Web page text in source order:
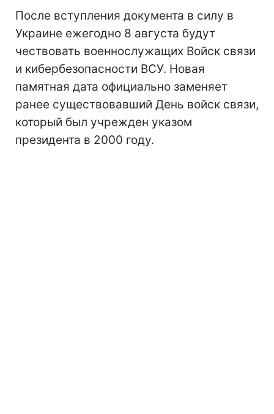
После вступления документа в силу в
Украине ежегодно 8 августа будут
чествовать военнослужащих Войск связи
и кибербезопасности ВСУ. Новая
памятная дата официально заменяет
ранее существовавший День войск связи,
который был учрежден указом
президента в 2000 году.